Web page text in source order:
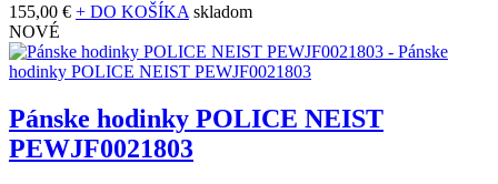
155,00 € + DO KOŠÍKA skladom
NOVÉ
Pánske hodinky POLICE NEIST
PEWJF0021803